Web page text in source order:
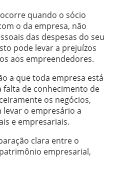
quando o sócio
o da empresa, não
das despesas do seu
pode levar a prejuízos
aos empreendedores.
a que toda empresa está
de conhecimento de
os negócios,
o empresário a
e empresariais.
clara entre o
empresarial,